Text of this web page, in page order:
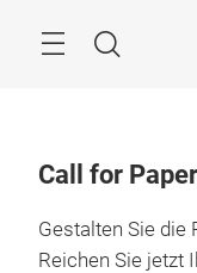
Suche
Call for
Gestalten Sie die
Reichen Sie jetzt